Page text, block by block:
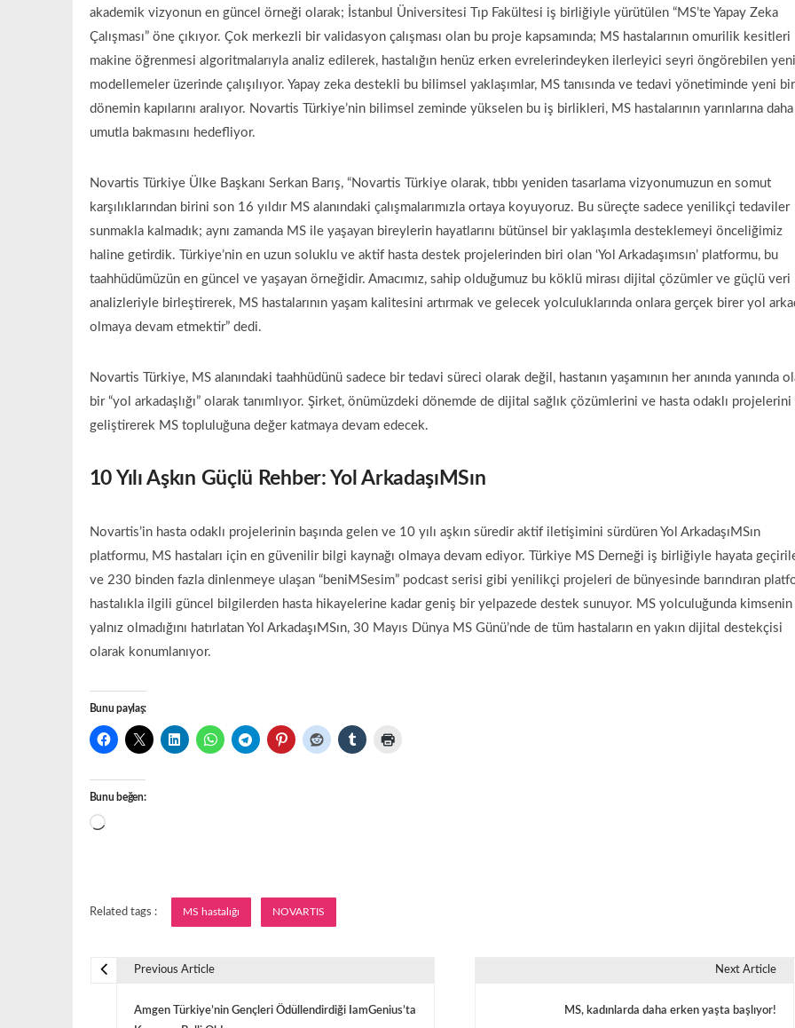
akademik vizyonun en güncel örneği olarak; İstanbul Üniversitesi Tıp Fakültesi iş birliğiyle yürütülen “MS’te Yapay Zeka
Çalışması” öne çıkıyor. Çok merkezli bir validasyon çalışması olan bu proje kapsamında; MS hastalarının omurilik kesitleri
makine öğrenmesi algoritmalarıyla analiz edilerek, hastalığın henüz erken evrelerindeyken ilerleyici seyri öngörebilen
modellemeler üzerinde çalışılıyor. Yapay zeka destekli bu bilimsel yaklaşımlar, MS tanısında ve tedavi yönetiminde yeni bir
dönemin kapılarını aralıyor. Novartis Türkiye’nin bilimsel zeminde yükselen bu iş birlikleri, MS hastalarının yarınlarına daha
umutla bakmasını hedefliyor.
Novartis Türkiye Ülke Başkanı Serkan Barış, “Novartis Türkiye olarak, tıbbı yeniden tasarlama vizyonumuzun en somut
karşılıklarından birini son 16 yıldır MS alanındaki çalışmalarımızla ortaya koyuyoruz. Bu süreçte sadece yenilikçi tedaviler
sunmakla kalmadık; aynı zamanda MS ile yaşayan bireylerin hayatlarını bütünsel bir yaklaşımla desteklemeyi önceliğimiz
haline getirdik. Türkiye’nin en uzun soluklu ve aktif hasta destek projelerinden biri olan ‘Yol Arkadaşımsın’ platformu, bu
taahhüdümüzün en güncel ve yaşayan örneğidir. Amacımız, sahip olduğumuz bu köklü mirası dijital çözümler ve güçlü veri
analizleriyle birleştirerek, MS hastalarının yaşam kalitesini artırmak ve gelecek yolculuklarında onlara gerçek birer yol
olmaya devam etmektir” dedi.
Novartis Türkiye, MS alanındaki taahhüdünü sadece bir tedavi süreci olarak değil, hastanın yaşamının her anında yanında
bir “yol arkadaşlığı” olarak tanımlıyor. Şirket, önümüzdeki dönemde de dijital sağlık çözümlerini ve hasta odaklı projelerini
geliştirerek MS topluluğuna değer katmaya devam edecek.
10 Yılı Aşkın Güçlü Rehber: Yol ArkadaşıMSın
Novartis’in hasta odaklı projelerinin başında gelen ve 10 yılı aşkın süredir aktif iletişimini sürdüren Yol ArkadaşıMSın
platformu, MS hastaları için en güvenilir bilgi kaynağı olmaya devam ediyor. Türkiye MS Derneği iş birliğiyle hayata
ve 230 binden fazla dinlenmeye ulaşan “beniMSesim” podcast serisi gibi yenilikçi projeleri de bünyesinde barındıran
hastalıkla ilgili güncel bilgilerden hasta hikayelerine kadar geniş bir yelpazede destek sunuyor. MS yolculuğunda kimsenin
yalnız olmadığını hatırlatan Yol ArkadaşıMSın, 30 Mayıs Dünya MS Günü’nde de tüm hastaların en yakın dijital destekçisi
olarak konumlanıyor.
Bunu paylaş:
Bunu beğen:
Yükleniyor...
Related tags : MS hastalığı NOVARTIS
Previous Article
Amgen Türkiye’nin Gençleri Ödüllendirdiği IamGenius’ta
Next Article
MS, kadınlarda daha erken yaşta başlıyor!